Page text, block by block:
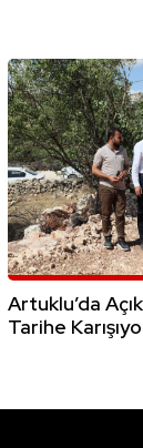
Artuklu’da
Tarihe